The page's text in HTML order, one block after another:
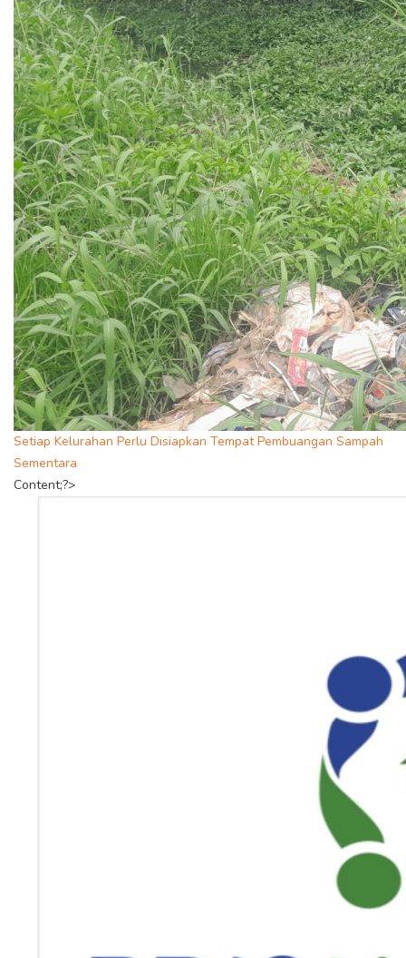
Setiap Kelurahan Perlu Disiapkan Tempat Pembuangan Sampah
Sementara
Content;?>